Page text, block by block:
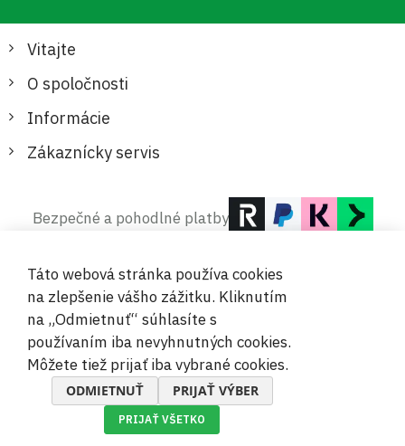
Vitajte
O spoločnosti
Informácie
Zákaznícky servis
Bezpečné a pohodlné platby
© 2019-2026 Megamix s.r.o.
Táto webová stránka používa cookies
na zlepšenie vášho zážitku. Kliknutím
na „Odmietnuť“ súhlasíte s
používaním iba nevyhnutných cookies.
Môžete tiež prijať iba vybrané cookies.
ODMIETNUŤ PRIJAŤ VÝBER
PRIJAŤ VŠETKO